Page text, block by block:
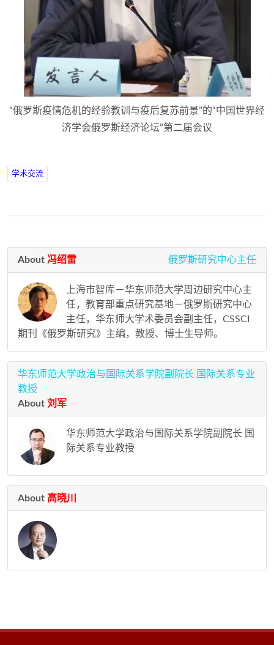
“俄罗斯疫情危机的经验教训与疫后复苏前景”的“中国世界经
济学会俄罗斯经济论坛”第二届会议
学术交流
俄罗斯研究中心主任
About 冯绍雷
上海市智库－华东师范大学周边研究中心主
任，教育部重点研究基地－俄罗斯研究中心
主任，华东师大学术委员会副主任，CSSCI
期刊《俄罗斯研究》主编，教授、博士生导师。
华东师范大学政治与国际关系学院副院长 国际关系专业
教授
About 刘军
华东师范大学政治与国际关系学院副院长 国
际关系专业教授
About 高晓川